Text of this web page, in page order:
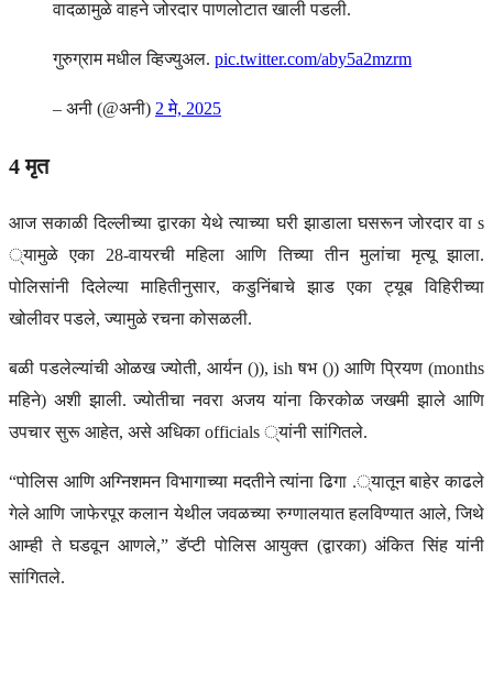
वादळामुळे वाहने जोरदार पाणलोटात खाली पडली.
गुरुग्राम मधील व्हिज्युअल. pic.twitter.com/aby5a2mzrm
– अनी (@अनी) 2 मे, 2025
4 मृत
आज सकाळी दिल्लीच्या द्वारका येथे त्याच्या घरी झाडाला घसरून जोरदार वा s
्यामुळे एका 28-वायरची महिला आणि तिच्या तीन मुलांचा मृत्यू झाला.
पोलिसांनी दिलेल्या माहितीनुसार, कडुनिंबाचे झाड एका ट्यूब विहिरीच्या
खोलीवर पडले, ज्यामुळे रचना कोसळली.
बळी पडलेल्यांची ओळख ज्योती, आर्यन ()), ish षभ ()) आणि प्रियण (months
महिने) अशी झाली. ज्योतीचा नवरा अजय यांना किरकोळ जखमी झाले आणि
उपचार सुरू आहेत, असे अधिका officials ्यांनी सांगितले.
“पोलिस आणि अग्निशमन विभागाच्या मदतीने त्यांना ढिगा .्यातून बाहेर काढले
गेले आणि जाफेरपूर कलान येथील जवळच्या रुग्णालयात हलविण्यात आले, जिथे
आम्ही ते घडवून आणले,” डॅप्टी पोलिस आयुक्त (द्वारका) अंकित सिंह यांनी
सांगितले.